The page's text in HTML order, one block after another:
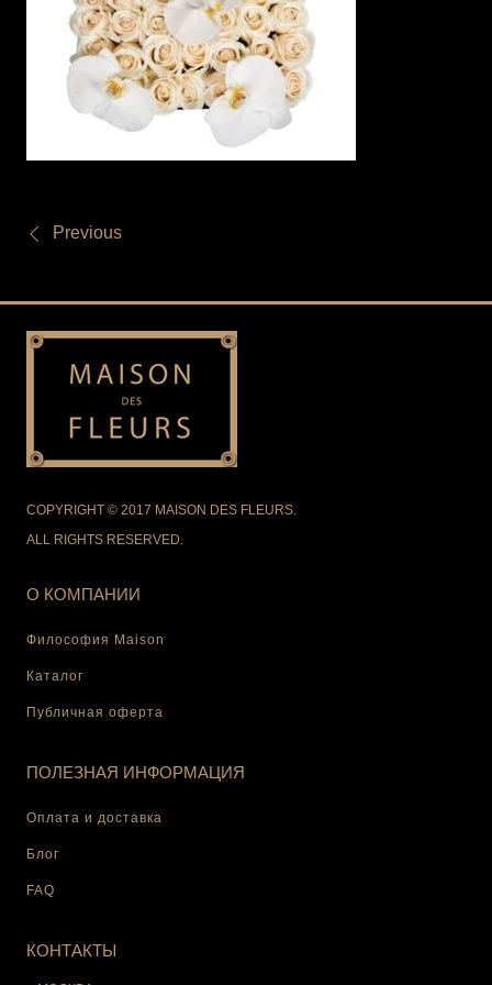
Previous
COPYRIGHT © 2017 MAISON DES FLEURS.
ALL RIGHTS RESERVED.
О КОМПАНИИ
Философия Maison
Каталог
Публичная оферта
ПОЛЕЗНАЯ ИНФОРМАЦИЯ
Оплата и доставка
Блог
FAQ
КОНТАКТЫ